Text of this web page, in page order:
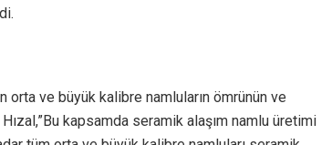
orta ve büyük kalibre namluların ömrünün ve
Hızal,”Bu kapsamda seramik alaşım namlu üretimi